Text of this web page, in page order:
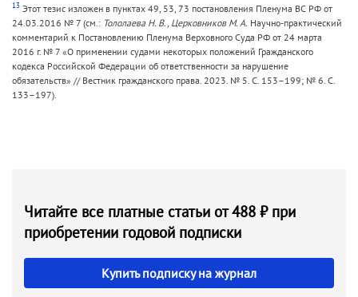
13 Этот тезис изложен в пунктах 49, 53, 73 постановления Пленума ВС РФ от
24.03.2016 № 7 (см.: Тололаева Н. В., Церковников М. А. Научно-практический
комментарий к Постановлению Пленума Верховного Суда РФ от 24 марта
2016 г. № 7 «О применении судами некоторых положений Гражданского
кодекса Российской Федерации об ответственности за нарушение
обязательств» // Вестник гражданского права. 2023. № 5. С. 153–199; № 6. С.
133–197).
Читайте все платные статьи от 488 ₽ при
приобретении годовой подписки
Купить подписку на журнал